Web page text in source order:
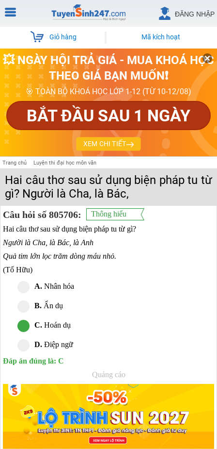
ĐĂNG NHẬP
Giỏ hàng Mã kích hoạt
💥 NGÀY HỘI TRẢ GIÁ - MUA KHOÁ HỌC
THEO GIÁ BẠN MUỐN❗
🎯 TOÀN BỘ KHOÁ HỌC LỚP 1-12 (TỪ 10-12/08)
BẮT ĐẦU SAU 1 NGÀY
XEM CHI TIẾT
Trang chủ Luyện thi đại học môn văn
Hai câu thơ sau sử dụng biện pháp tu từ
gì? Người là Cha, là Bác,
Câu hỏi số 805706:
Thông hiểu
Hai câu thơ sau sử dụng biện pháp tu từ gì?
Người là Cha, là Bác, là Anh
Quả tim lớn lọc trăm dòng máu nhỏ.
(Tố Hữu)
A. Nhân hóa
B. Ẩn dụ
C. Hoán dụ
D. Điệp ngữ
Đáp án đúng là: C
Quảng cáo